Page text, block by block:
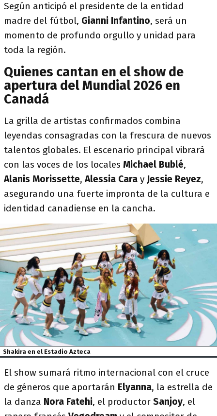
Según anticipó el presidente de la entidad
madre del fútbol, Gianni Infantino, será un
momento de profundo orgullo y unidad para
toda la región.
Quienes cantan en el show de
apertura del Mundial 2026 en
Canadá
La grilla de artistas confirmados combina
leyendas consagradas con la frescura de nuevos
talentos globales. El escenario principal vibrará
con las voces de los locales Michael Bublé,
Alanis Morissette,Alessia Cara y Jessie Reyez,
asegurando una fuerte impronta de la cultura e
identidad canadiense en la cancha.
Shakira en el Estadio Azteca
El show sumará ritmo internacional con el cruce
de géneros que aportarán Elyanna, la estrella de
la danza Nora Fatehi, el productor Sanjoy, el